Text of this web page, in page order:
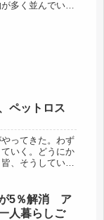
多く並んでいる
ペットロス
ってきた。わず
いく。どうにか
、そうしている
別に、生きてい
活を整え、こな
5％解消 ア
人暮らしご